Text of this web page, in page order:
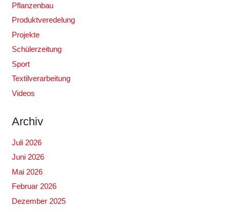
Pflanzenbau
Produktveredelung
Projekte
Schülerzeitung
Sport
Textilverarbeitung
Videos
Archiv
Juli 2026
Juni 2026
Mai 2026
Februar 2026
Dezember 2025